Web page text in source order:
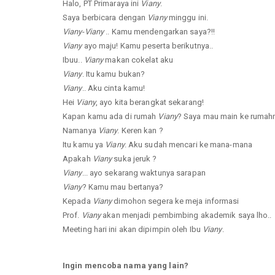
Halo, PT Primaraya ini Viany.
Saya berbicara dengan Vianyminggu ini.
Viany-Viany.. Kamu mendengarkan saya?!!
Vianyayo maju! Kamu peserta berikutnya..
Ibuu..
Vianymakan cokelat aku
Viany. Itu kamu bukan?
Viany.. Aku cinta kamu!
Hei Viany, ayo kita berangkat sekarang!
Kapan kamu ada di rumah Viany? Saya mau main ke
Namanya Viany. Keren kan ?
Itu kamu ya Viany. Aku sudah mencari ke mana-mana
Apakah Vianysuka jeruk ?
Viany... ayo sekarang waktunya sarapan
Viany? Kamu mau bertanya?
Kepada Vianydimohon segera ke meja informasi
Prof. Vianyakan menjadi pembimbing akademik saya lho..
Meeting hari ini akan dipimpin oleh Ibu Viany.
Ingin mencoba nama yang lain?